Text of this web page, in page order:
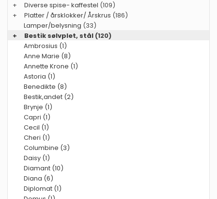
+
Diverse spise- kaffestel (109)
+
Platter / årsklokker/ Årskrus (186)
Lamper/belysning (33)
+
Bestik sølvplet, stål (120)
Ambrosius (1)
Anne Marie (8)
Annette Krone (1)
Astoria (1)
Benedikte (8)
Bestik,andet (2)
Brynje (1)
Capri (1)
Cecil (1)
Cheri (1)
Columbine (3)
Daisy (1)
Diamant (10)
Diana (6)
Diplomat (1)